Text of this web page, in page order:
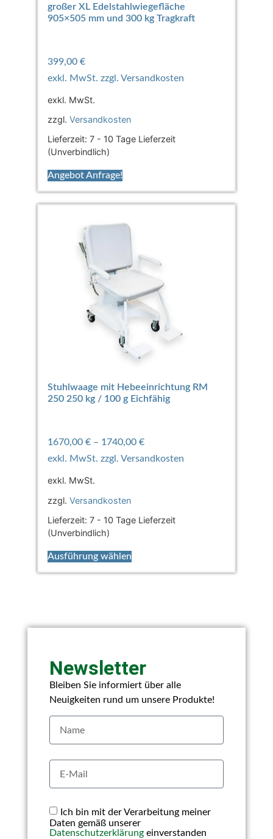
großer XL Edelstahlwiegefläche
905×505 mm und 300 kg Tragkraft
399,00 €
exkl. MwSt.
zzgl. Versandkosten
Lieferzeit: 7 - 10 Tage Lieferzeit
(Unverbindlich)
Angebot Anfrage!
Stuhlwaage mit Hebeeinrichtung RM
250 250 kg / 100 g Eichfähig
1670,00 €– 1740,00 €
exkl. MwSt.
zzgl. Versandkosten
Lieferzeit: 7 - 10 Tage Lieferzeit
(Unverbindlich)
Ausführung wählen
Newsletter
Bleiben Sie informiert über alle
Neuigkeiten rund um unsere Produkte!
Ich bin mit der Verarbeitung meiner
Daten gemäß unserer
Datenschutzerklärungeinverstanden